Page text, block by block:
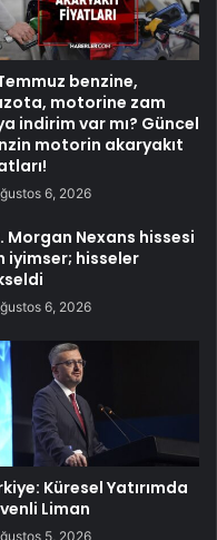
benzine,
motorine zam
indirim var mı? Güncel
motorin akaryakıt
6, 2026
Morgan Nexans hissesi
iyimser; hisseler
6, 2026
Küresel Yatırımda
Liman
5, 2026